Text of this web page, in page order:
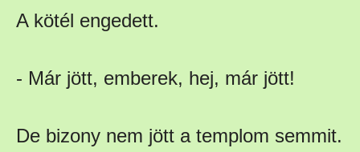
A kötél engedett.
- Már jött, emberek, hej, már jött!
De bizony nem jött a templom semmit.